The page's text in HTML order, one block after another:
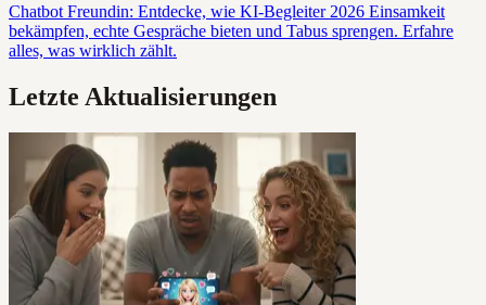
Chatbot Freundin: Entdecke, wie KI-Begleiter 2026 Einsamkeit
bekämpfen, echte Gespräche bieten und Tabus sprengen. Erfahre
alles, was wirklich zählt.
Letzte Aktualisierungen